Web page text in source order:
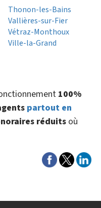
Thonon-les-Bains
Vallières-sur-Fier
Vétraz-Monthoux
Ville-la-Grand
100%
partout en
réduits où